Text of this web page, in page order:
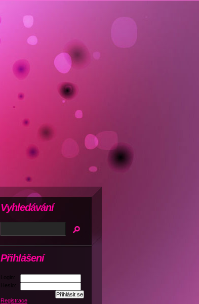
Přihlášení
Login:
Heslo:
Registrace
Vyhledávání